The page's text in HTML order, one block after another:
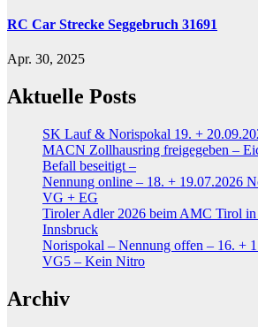
RC Car Strecke Seggebruch 31691
Apr. 30, 2025
Aktuelle Posts
SK Lauf & Norispokal 19. +
MACN Zollhausring freigegeben –
Befall beseitigt –
Nennung online – 18. + 19.07.2026
VG + EG
Tiroler Adler 2026 beim AMC Tirol in
Innsbruck
Norispokal – Nennung offen – 16. +
VG5 – Kein Nitro
Archiv